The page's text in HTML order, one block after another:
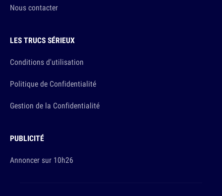
Nous contacter
LES TRUCS SÉRIEUX
Conditions d'utilisation
Politique de Confidentialité
Gestion de la Confidentialité
PUBLICITÉ
Annoncer sur 10h26